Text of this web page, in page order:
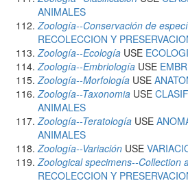
ANIMALES
Zoología--Conservación de
RECOLECCION Y
Zoología--Ecología USE
Zoología--Embriología USE
Zoología--Morfología USE
Zoología--Taxonomia USE
ANIMALES
Zoología--Teratología USE
ANIMALES
Zoología--Variación USE
Zoological specimens--Collection
RECOLECCION Y